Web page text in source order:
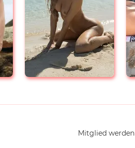
Navigation
Mitglied werden